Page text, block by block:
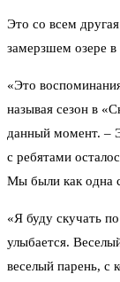
Это со всем
замерзшем озере
«Это
называя сезон в
данный момент. –
с ребятами
Мы были как одна
«Я буду скучать
улыбается.
веселый парень, с